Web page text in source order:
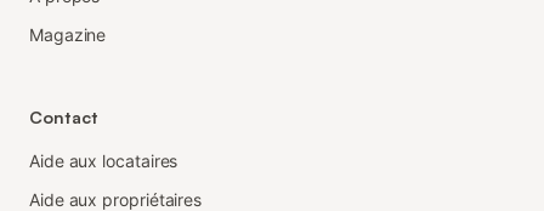
Magazine
Contact
Aide aux locataires
Aide aux propriétaires